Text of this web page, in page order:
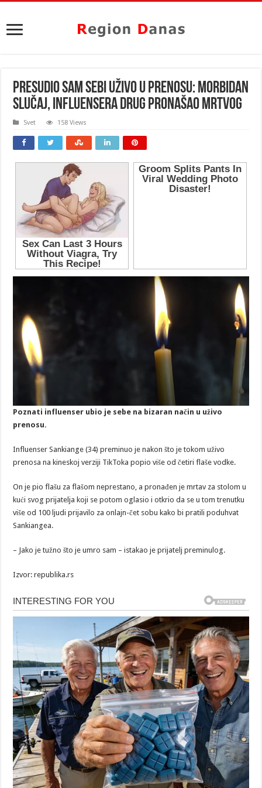
PRESUDIO SAM SEBI UŽIVO U PRENOSU: Morbidan
slučaj, influensera drug pronašao MRTVOG
Svet 158 Views
Poznati influenser ubio je sebe na bizaran način u uživo
prenosu.
Influenser Sankiange (34) preminuo je nakon što je tokom uživo
prenosa na kineskoj verziji TikToka popio više od četiri flaše vodke.
On je pio flašu za flašom neprestano, a pronađen je mrtav za stolom u
kući svog prijatelja koji se potom oglasio i otkrio da se u tom trenutku
više od 100 ljudi prijavilo za onlajn-čet sobu kako bi pratili poduhvat
Sankiangea.
– Jako je tužno što je umro sam – istakao je prijatelj preminulog.
Izvor: republika.rs